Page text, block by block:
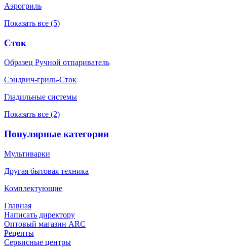
Аэрогриль
Показать все (5)
Сток
Образец Ручной отпариватель
Сэндвич-гриль-Сток
Гладильные системы
Показать все (2)
Популярные категории
Мультиварки
Другая бытовая техника
Комплектующие
Главная
Написать директору
Оптовый магазин ARC
Рецепты
Сервисные центры